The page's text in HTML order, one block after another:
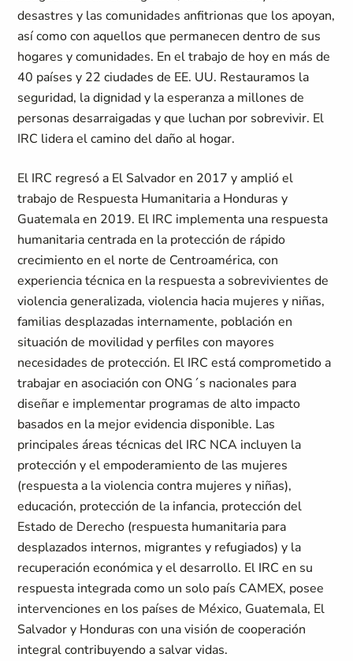
desastres y las comunidades anfitrionas que los apoyan,
así como con aquellos que permanecen dentro de sus
hogares y comunidades. En el trabajo de hoy en más de
40 países y 22 ciudades de EE. UU. Restauramos la
seguridad, la dignidad y la esperanza a millones de
personas desarraigadas y que luchan por sobrevivir. El
IRC lidera el camino del daño al hogar.
El IRC regresó a El Salvador en 2017 y amplió el
trabajo de Respuesta Humanitaria a Honduras y
Guatemala en 2019. El IRC implementa una respuesta
humanitaria centrada en la protección de rápido
crecimiento en el norte de Centroamérica, con
experiencia técnica en la respuesta a sobrevivientes de
violencia generalizada, violencia hacia mujeres y niñas,
familias desplazadas internamente, población en
situación de movilidad y perfiles con mayores
necesidades de protección. El IRC está comprometido a
trabajar en asociación con ONG´s nacionales para
diseñar e implementar programas de alto impacto
basados en la mejor evidencia disponible. Las
principales áreas técnicas del IRC NCA incluyen la
protección y el empoderamiento de las mujeres
(respuesta a la violencia contra mujeres y niñas),
educación, protección de la infancia, protección del
Estado de Derecho (respuesta humanitaria para
desplazados internos, migrantes y refugiados) y la
recuperación económica y el desarrollo. El IRC en su
respuesta integrada como un solo país CAMEX, posee
intervenciones en los países de México, Guatemala, El
Salvador y Honduras con una visión de cooperación
integral contribuyendo a salvar vidas.